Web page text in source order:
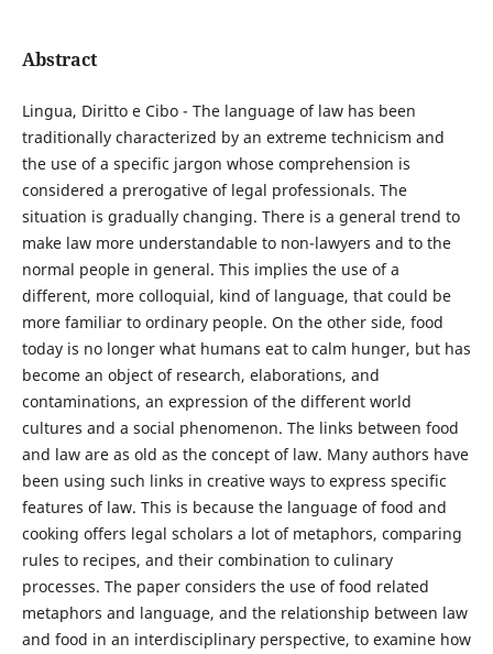
Abstract
Lingua, Diritto e Cibo - The language of law has been
traditionally characterized by an extreme technicism and
the use of a specific jargon whose comprehension is
considered a prerogative of legal professionals. The
situation is gradually changing. There is a general trend to
make law more understandable to non-lawyers and to the
normal people in general. This implies the use of a
different, more colloquial, kind of language, that could be
more familiar to ordinary people. On the other side, food
today is no longer what humans eat to calm hunger, but has
become an object of research, elaborations, and
contaminations, an expression of the different world
cultures and a social phenomenon. The links between food
and law are as old as the concept of law. Many authors have
been using such links in creative ways to express specific
features of law. This is because the language of food and
cooking offers legal scholars a lot of metaphors, comparing
rules to recipes, and their combination to culinary
processes. The paper considers the use of food related
metaphors and language, and the relationship between law
and food in an interdisciplinary perspective, to examine how